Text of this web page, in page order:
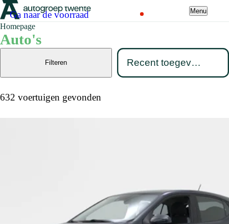
Menu
Homepage
Auto's
Ga naar de voorraad
632 voertuigen gevonden
Filteren